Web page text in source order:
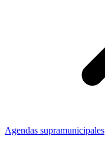
Agendas supramunicipales